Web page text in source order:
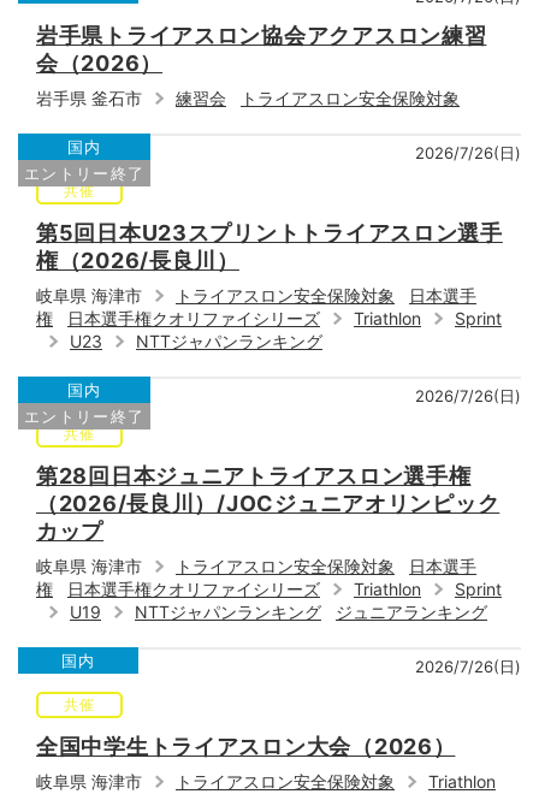
岩手県トライアスロン協会アクアスロン練習
会（2026）
岩手県 釜石市 練習会 トライアスロン安全保険対象
国内
エントリー終了
共催
2026/7/26(日)
第5回日本U23スプリントトライアスロン選手
権（2026/長良川）
岐阜県 海津市 トライアスロン安全保険対象
日本選手
権
日本選手権クオリファイシリーズ Triathlon
Sprint
U23
NTTジャパンランキング
国内
エントリー終了
共催
2026/7/26(日)
第28回日本ジュニアトライアスロン選手権
（2026/長良川）/JOCジュニアオリンピック
カップ
岐阜県 海津市 トライアスロン安全保険対象
日本選手
権
日本選手権クオリファイシリーズ Triathlon
Sprint
U19
NTTジャパンランキング ジュニアランキング
国内
共催
2026/7/26(日)
全国中学生トライアスロン大会（2026）
岐阜県 海津市 トライアスロン安全保険対象 Triathlon